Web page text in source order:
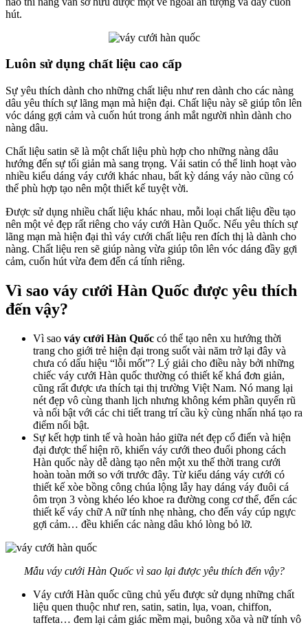
hút.
Luôn sử dụng chất liệu cao cấp
Sự yêu thích dành cho những chất liệu như ren dành cho các nàng
dâu yêu thích sự lãng mạn mà hiện đại. Chất liệu này sẽ giúp tôn lên
vóc dáng gợi cảm và cuốn hút trong ánh mắt người nhìn dành cho
nàng dâu.
Chất liệu satin sẽ là một chất liệu phù hợp cho những nàng dâu
hướng đến sự tối giản mà sang trọng. Vải satin có thể linh hoạt vào
nhiều kiểu dáng váy cưới khác nhau, bất kỳ dáng váy nào cũng có
thể phù hợp tạo nên một thiết kế tuyệt vời.
Được sử dụng nhiều chất liệu khác nhau, mỗi loại chất liệu đều tạo
nên một vẻ đẹp rất riêng cho váy cưới Hàn Quốc. Nếu yêu thích sự
lãng mạn mà hiện đại thì váy cưới chất liệu ren đích thị là dành cho
nàng. Chất liệu ren sẽ giúp nàng vừa giúp tôn lên vóc dáng đầy gợi
cảm, cuốn hút vừa đem đến cá tính riêng.
Vì sao váy cưới Hàn Quốc được yêu thích
đến vậy?
Vì sao váy cưới Hàn Quốc có thể tạo nên xu hướng thời
trang cho giới trẻ hiện đại trong suốt vài năm trở lại đây và
chưa có dấu hiệu “lỗi mốt”? Lý giải cho điều này bởi những
chiếc váy cưới Hàn quốc thường có thiết kế khá đơn giản,
cũng rất được ưa thích tại thị trường Việt Nam. Nó mang lại
nét đẹp vô cùng thanh lịch nhưng không kém phần quyến rũ
và nổi bật với các chi tiết trang trí cầu kỳ cùng nhấn nhá tạo ra
điểm nổi bật.
Sự kết hợp tinh tế và hoàn hảo giữa nét đẹp cổ điển và hiện
đại được thể hiện rõ, khiến váy cưới theo đuổi phong cách
Hàn quốc này dễ dàng tạo nên một xu thế thời trang cưới
hoàn toàn mới so với trước đây. Từ kiểu dáng váy cưới có
thiết kế xòe bồng công chúa lộng lẫy hay dáng váy đuôi cá
ôm trọn 3 vòng khéo léo khoe ra đường cong cơ thể, đến các
thiết kế váy chữ A nữ tính nhẹ nhàng, cho đến váy cúp ngực
gợi cảm… đều khiến các nàng dâu khó lòng bỏ lỡ.
Mẫu váy cưới Hàn Quốc vì sao lại được yêu thích đến vậy?
Váy cưới Hàn quốc cũng chủ yếu được sử dụng những chất
liệu quen thuộc như ren, satin, satin, lụa, voan, chiffon,
taffeta… đem lại cảm giác mềm mại, buông xõa và nữ tính vô